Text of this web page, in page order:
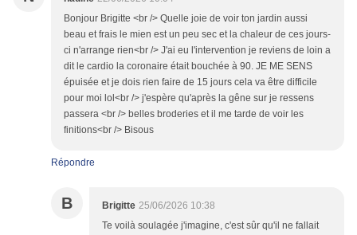
Bonjour Brigitte <br /> Quelle joie de voir ton jardin aussi
beau et frais le mien est un peu sec et la chaleur de ces jours-
ci n'arrange rien<br /> J'ai eu l'intervention je reviens de loin a
dit le cardio la coronaire était bouchée à 90. JE ME SENS
épuisée et je dois rien faire de 15 jours cela va être difficile
pour moi lol<br /> j'espère qu'après la gêne sur je ressens
passera <br /> belles broderies et il me tarde de voir les
finitions<br /> Bisous
Répondre
B Brigitte 25/06/2026 10:38
Te voilà soulagée j'imagine, c'est sûr qu'il ne fallait